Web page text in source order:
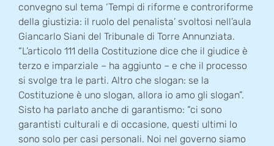
convegno sul tema ‘Tempi di riforme e controriforme
della giustizia: il ruolo del penalista’ svoltosi nell’aula
Giancarlo Siani del Tribunale di Torre Annunziata.
“L’articolo 111 della Costituzione dice che il giudice è
terzo e imparziale – ha aggiunto – e che il processo
si svolge tra le parti. Altro che slogan: se la
Costituzione è uno slogan, allora io amo gli slogan”.
Sisto ha parlato anche di garantismo: “ci sono
garantisti culturali e di occasione, questi ultimi lo
sono solo per casi personali. Noi nel governo siamo